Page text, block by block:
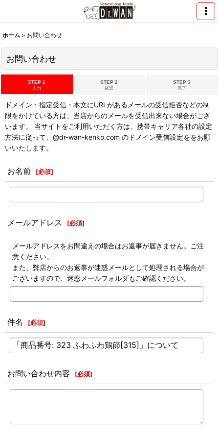
ホーム > お問い合わせ
お問い合わせ
STEP 1
入力
STEP 2
確認
STEP 3
完了
ドメイン・指定受信・本文にURLがあるメールの受信拒否などの制
限をかけている方は、当店からのメールを受信出来ない場合がござ
います。 当サイトをご利用いただく方は、携帯キャリア各社の設定
方法に従って、@dr-wan-kenko.com のドメイン受信設定ををお願
いいたします。
お名前 [必須]
メールアドレス [必須]
メールアドレスをお間違えの場合はお返事が届きません。ご注
意ください。
また、弊店からのお返事が迷惑メールとして処理される場合が
ございますので、迷惑メールフォルダもご確認ください。
件名 [必須]
お問い合わせ内容 [必須]